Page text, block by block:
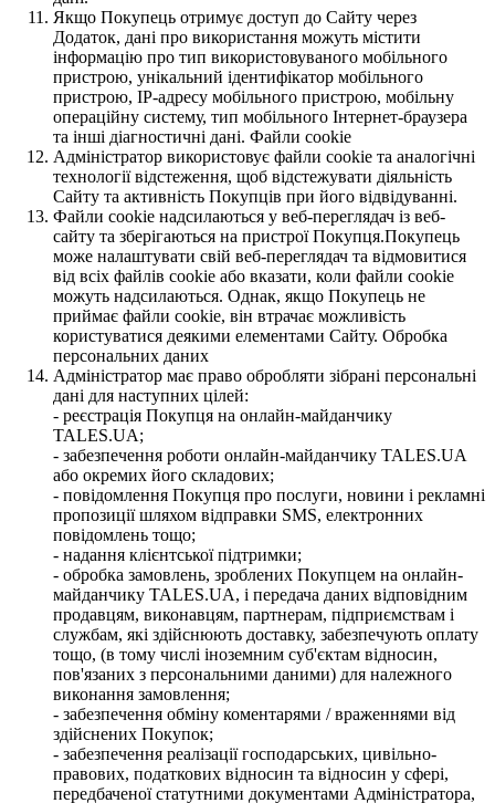
Якщо Покупець отримує доступ до Сайту через
Додаток, дані про використання можуть містити
інформацію про тип використовуваного мобільного
пристрою, унікальний ідентифікатор мобільного
пристрою, IP-адресу мобільного пристрою, мобільну
операційну систему, тип мобільного Інтернет-браузера
та інші діагностичні дані. Файли cookie
Адміністратор використовує файли cookie та аналогічні
технології відстеження, щоб відстежувати діяльність
Сайту та активність Покупців при його відвідуванні.
Файли cookie надсилаються у веб-переглядач із веб-
сайту та зберігаються на пристрої Покупця.Покупець
може налаштувати свій веб-переглядач та відмовитися
від всіх файлів cookie або вказати, коли файли cookie
можуть надсилаються. Однак, якщо Покупець не
приймає файли cookie, він втрачає можливість
користуватися деякими елементами Сайту. Обробка
персональних даних
Адміністратор має право обробляти зібрані персональні
дані для наступних цілей:
- реєстрація Покупця на онлайн-майданчику
TALES.UA;
- забезпечення роботи онлайн-майданчику TALES.UA
або окремих його складових;
- повідомлення Покупця про послуги, новини і рекламні
пропозиції шляхом відправки SMS, електронних
повідомлень тощо;
- надання клієнтської підтримки;
- обробка замовлень, зроблених Покупцем на онлайн-
майданчику TALES.UA, і передача даних відповідним
продавцям, виконавцям, партнерам, підприємствам і
службам, які здійснюють доставку, забезпечують оплату
тощо, (в тому числі іноземним суб'єктам відносин,
пов'язаних з персональними даними) для належного
виконання замовлення;
- забезпечення обміну коментарями / враженнями від
здійснених Покупок;
- забезпечення реалізації господарських, цивільно-
правових, податкових відносин та відносин у сфері,
передбаченої статутними документами Адміністратора,